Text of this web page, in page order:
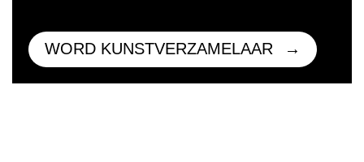
WORD KUNSTVERZAMELAAR